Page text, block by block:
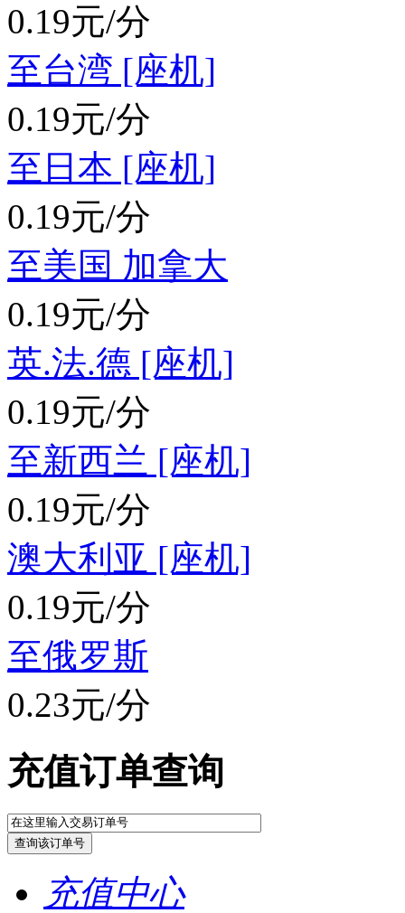
0.19元/分
至台湾 [座机]
0.19元/分
至日本 [座机]
0.19元/分
至美国 加拿大
0.19元/分
英.法.德 [座机]
0.19元/分
至新西兰 [座机]
0.19元/分
澳大利亚 [座机]
0.19元/分
至俄罗斯
0.23元/分
充值订单查询
充值中心